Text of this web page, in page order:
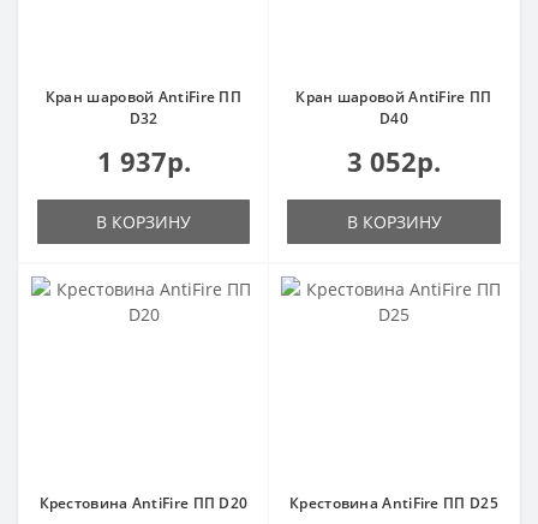
Кран шаровой AntiFire ПП
D32
1 937р.
В КОРЗИНУ
Кран шаровой AntiFire ПП
D40
3 052р.
В КОРЗИНУ
Крестовина AntiFire ПП D20 Крестовина AntiFire ПП D25